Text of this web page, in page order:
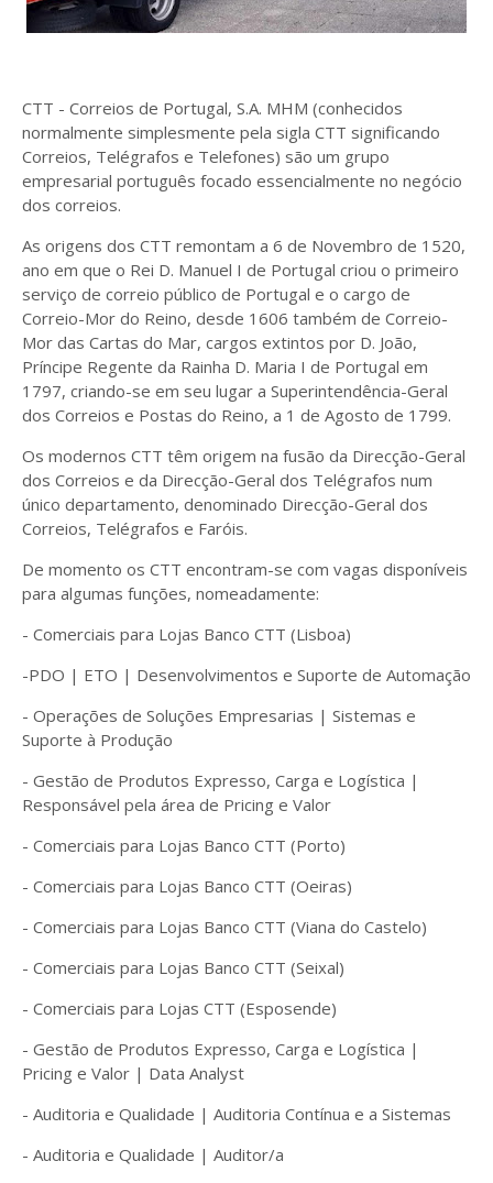
CTT - Correios de Portugal, S.A. MHM (conhecidos
normalmente simplesmente pela sigla CTT significando
Correios, Telégrafos e Telefones) são um grupo
empresarial português focado essencialmente no negócio
dos correios.
As origens dos CTT remontam a 6 de Novembro de 1520,
ano em que o Rei D. Manuel I de Portugal criou o primeiro
serviço de correio público de Portugal e o cargo de
Correio-Mor do Reino, desde 1606 também de Correio-
Mor das Cartas do Mar, cargos extintos por D. João,
Príncipe Regente da Rainha D. Maria I de Portugal em
1797, criando-se em seu lugar a Superintendência-Geral
dos Correios e Postas do Reino, a 1 de Agosto de 1799.
Os modernos CTT têm origem na fusão da Direcção-Geral
dos Correios e da Direcção-Geral dos Telégrafos num
único departamento, denominado Direcção-Geral dos
Correios, Telégrafos e Faróis.
De momento os CTT encontram-se com vagas disponíveis
para algumas funções, nomeadamente:
- Comerciais para Lojas Banco CTT (Lisboa)
-PDO | ETO | Desenvolvimentos e Suporte de Automação
- Operações de Soluções Empresarias | Sistemas e
Suporte à Produção
- Gestão de Produtos Expresso, Carga e Logística |
Responsável pela área de Pricing e Valor
- Comerciais para Lojas Banco CTT (Porto)
- Comerciais para Lojas Banco CTT (Oeiras)
- Comerciais para Lojas Banco CTT (Viana do Castelo)
- Comerciais para Lojas Banco CTT (Seixal)
- Comerciais para Lojas CTT (Esposende)
- Gestão de Produtos Expresso, Carga e Logística |
Pricing e Valor | Data Analyst
- Auditoria e Qualidade | Auditoria Contínua e a Sistemas
- Auditoria e Qualidade | Auditor/a